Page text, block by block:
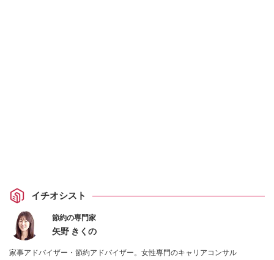
イチオシスト
節約の専門家
矢野 きくの
家事アドバイザー・節約アドバイザー。女性専門のキャリアコンサル